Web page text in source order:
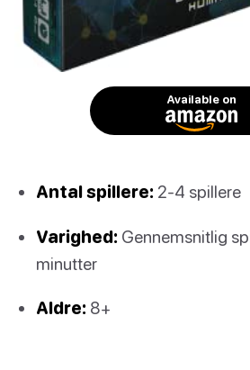
Available on
Antal spillere: 2-4 spillere
Varighed: Gennemsnitlig
minutter
Aldre: 8+